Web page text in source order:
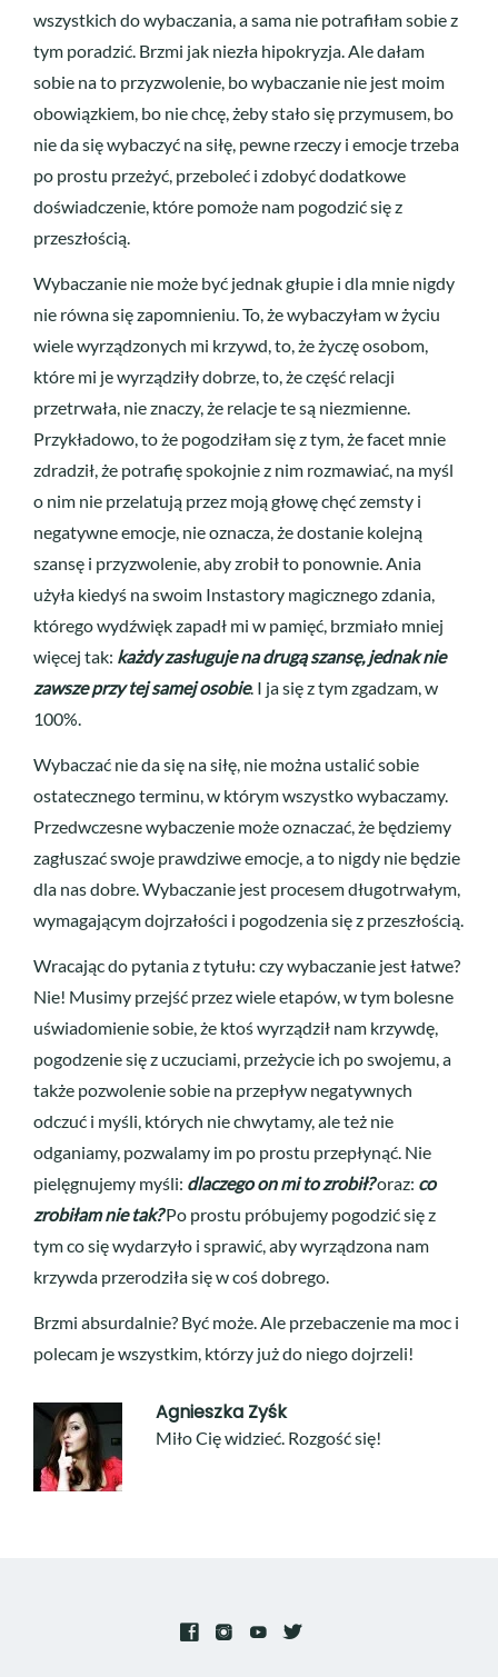
wszystkich do wybaczania, a sama nie potrafiłam sobie z
tym poradzić. Brzmi jak niezła hipokryzja. Ale dałam
sobie na to przyzwolenie, bo wybaczanie nie jest moim
obowiązkiem, bo nie chcę, żeby stało się przymusem, bo
nie da się wybaczyć na siłę, pewne rzeczy i emocje trzeba
po prostu przeżyć, przeboleć i zdobyć dodatkowe
doświadczenie, które pomoże nam pogodzić się z
przeszłością.
Wybaczanie nie może być jednak głupie i dla mnie nigdy
nie równa się zapomnieniu. To, że wybaczyłam w życiu
wiele wyrządzonych mi krzywd, to, że życzę osobom,
które mi je wyrządziły dobrze, to, że część relacji
przetrwała, nie znaczy, że relacje te są niezmienne.
Przykładowo, to że pogodziłam się z tym, że facet mnie
zdradził, że potrafię spokojnie z nim rozmawiać, na myśl
o nim nie przelatują przez moją głowę chęć zemsty i
negatywne emocje, nie oznacza, że dostanie kolejną
szansę i przyzwolenie, aby zrobił to ponownie. Ania
użyła kiedyś na swoim Instastory magicznego zdania,
którego wydźwięk zapadł mi w pamięć, brzmiało mniej
więcej tak: każdy zasługuje na drugą szansę, jednak nie
zawsze przy tej samej osobie. I ja się z tym zgadzam, w
100%.
Wybaczać nie da się na siłę, nie można ustalić sobie
ostatecznego terminu, w którym wszystko wybaczamy.
Przedwczesne wybaczenie może oznaczać, że będziemy
zagłuszać swoje prawdziwe emocje, a to nigdy nie będzie
dla nas dobre. Wybaczanie jest procesem długotrwałym,
wymagającym dojrzałości i pogodzenia się z przeszłością.
Wracając do pytania z tytułu: czy wybaczanie jest łatwe?
Nie! Musimy przejść przez wiele etapów, w tym bolesne
uświadomienie sobie, że ktoś wyrządził nam krzywdę,
pogodzenie się z uczuciami, przeżycie ich po swojemu, a
także pozwolenie sobie na przepływ negatywnych
odczuć i myśli, których nie chwytamy, ale też nie
odganiamy, pozwalamy im po prostu przepłynąć. Nie
pielęgnujemy myśli: dlaczego on mi to zrobił?oraz: co
zrobiłam nie tak?Po prostu próbujemy pogodzić się z
tym co się wydarzyło i sprawić, aby wyrządzona nam
krzywda przerodziła się w coś dobrego.
Brzmi absurdalnie? Być może. Ale przebaczenie ma moc i
polecam je wszystkim, którzy już do niego dojrzeli!
Agnieszka Zyśk
Miło Cię widzieć. Rozgość się!